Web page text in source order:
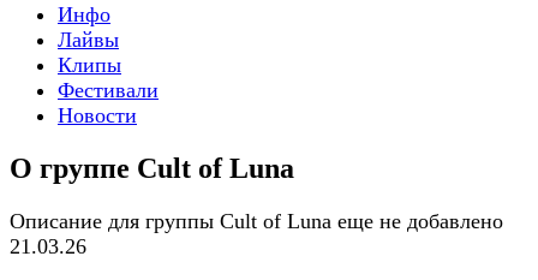
Инфо
Лайвы
Клипы
Фестивали
Новости
О группе Cult of Luna
Описание для группы Cult of Luna еще не добавлено
21.03.26